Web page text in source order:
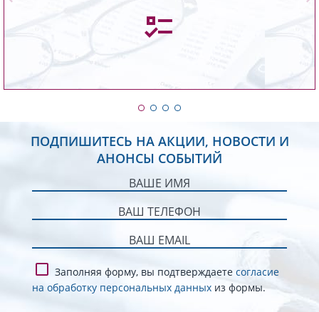
Подробнее
ПОДПИШИТЕСЬ НА АКЦИИ, НОВОСТИ И
АНОНСЫ СОБЫТИЙ
Заполняя форму, вы подтверждаете согласие
на обработку персональных данныхиз формы.